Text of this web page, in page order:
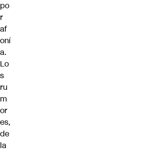
po
r
af
oní
a.
Lo
s
ru
m
or
es,
de
la